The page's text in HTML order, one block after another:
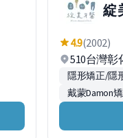
綻
4.9(2002)
510台灣彰
隱形矯正/隱
戴蒙Damon